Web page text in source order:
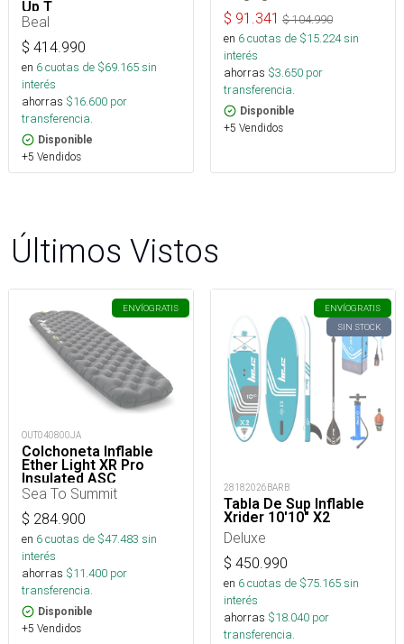
Up T
Beal
$ 414.990
en 6cuotas de $69.165sin
interés
ahorras $16.600 por
transferencia.
Disponible
+5 Vendidos
$ 91.341 $104.990
en 6cuotas de $15.224sin
interés
ahorras $3.650 por
transferencia.
Disponible
+5 Vendidos
Últimos Vistos
ENVÍOGRATIS
OUT040800JA
Colchoneta Inflable
Ether Light XR Pro
Insulated ASC
Rect.Reg.Wide
Sea To Summit
$ 284.900
en 6cuotas de $47.483 sin
interés
ahorras $11.400 por
transferencia.
Disponible
+5 Vendidos
ENVÍOGRATIS
SIN STOCK
28182026BARB
Tabla De Sup Inflable
Xrider 10'10" X2
Deluxe
$ 450.990
en 6cuotas de $75.165sin
interés
ahorras $18.040 por
transferencia.